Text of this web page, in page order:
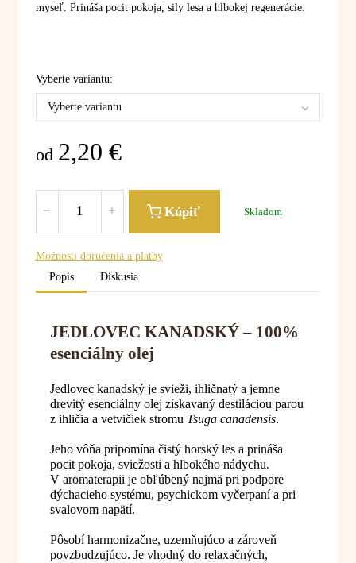
myseľ. Prináša pocit pokoja, sily lesa a hlbokej regenerácie.
Vyberte variantu:
Vyberte variantu
od 2,20 €
Kúpiť Skladom
Možnosti doručenia a platby
Popis
Diskusia
JEDLOVEC KANADSKÝ – 100%
esenciálny olej
Jedlovec kanadský je svieži, ihličnatý a jemne
drevitý esenciálny olej získavaný destiláciou parou
z ihličia a vetvičiek stromu Tsuga canadensis.
Jeho vôňa pripomína čistý horský les a prináša
pocit pokoja, sviežosti a hlbokého nádychu.
V aromaterapii je obľúbený najmä pri podpore
dýchacieho systému, psychickom vyčerpaní a pri
svalovom napätí.
Pôsobí harmonizačne, uzemňujúco a zároveň
povzbudzujúco. Je vhodný do relaxačných,